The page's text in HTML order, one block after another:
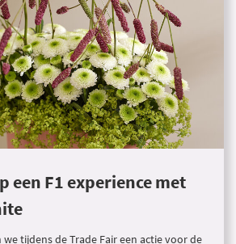
een F1 experience met
tijdens de Trade Fair een actie voor de